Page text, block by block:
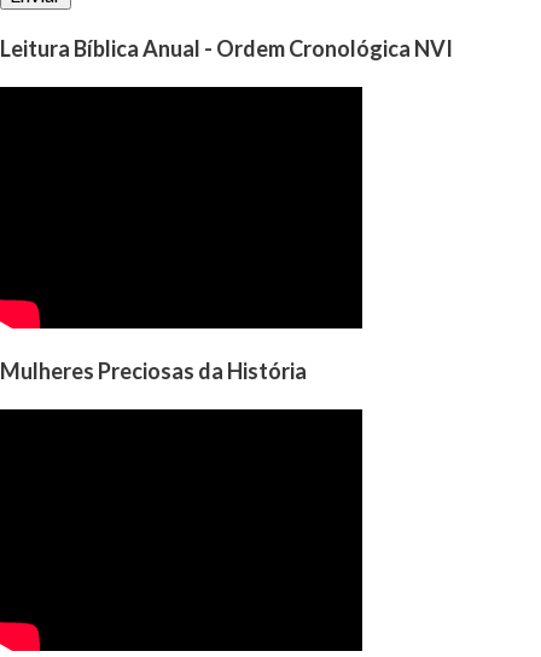
Leitura Bíblica Anual - Ordem Cronológica NVI
Mulheres Preciosas da História